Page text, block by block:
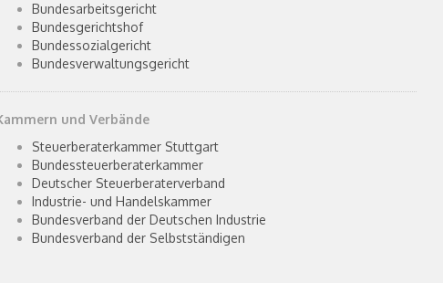
Bundesarbeitsgericht
Bundesgerichtshof
Bundessozialgericht
Bundesverwaltungsgericht
und Verbände
Steuerberaterkammer Stuttgart
Bundessteuerberaterkammer
Deutscher Steuerberaterverband
Industrie- und Handelskammer
Bundesverband der Deutschen Industrie
Bundesverband der Selbstständigen